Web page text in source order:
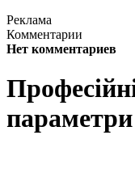
Реклама
Комментарии
Нет комментариев